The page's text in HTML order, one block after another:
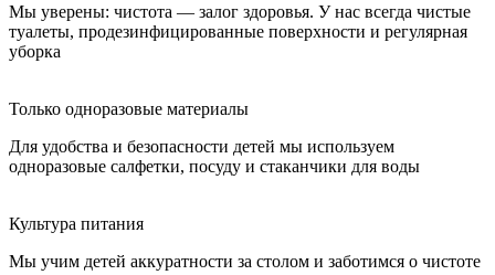
Мы уверены: чистота — залог здоровья. У нас всегда чистые
туалеты, продезинфицированные поверхности и регулярная
уборка
Только одноразовые материалы
Для удобства и безопасности детей мы используем
одноразовые салфетки, посуду и стаканчики для воды
Культура питания
Мы учим детей аккуратности за столом и заботимся о чистоте